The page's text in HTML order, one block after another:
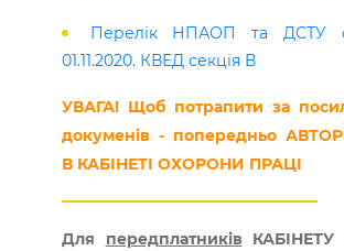
Перелік НПАОП та ДСТУ
01.11.2020. КВЕД секція В
УВАГА! Щоб потрапити за
докуменів - попередньо
В КАБІНЕТІ ОХОРОНИ ПРАЦІ
Для передплатників